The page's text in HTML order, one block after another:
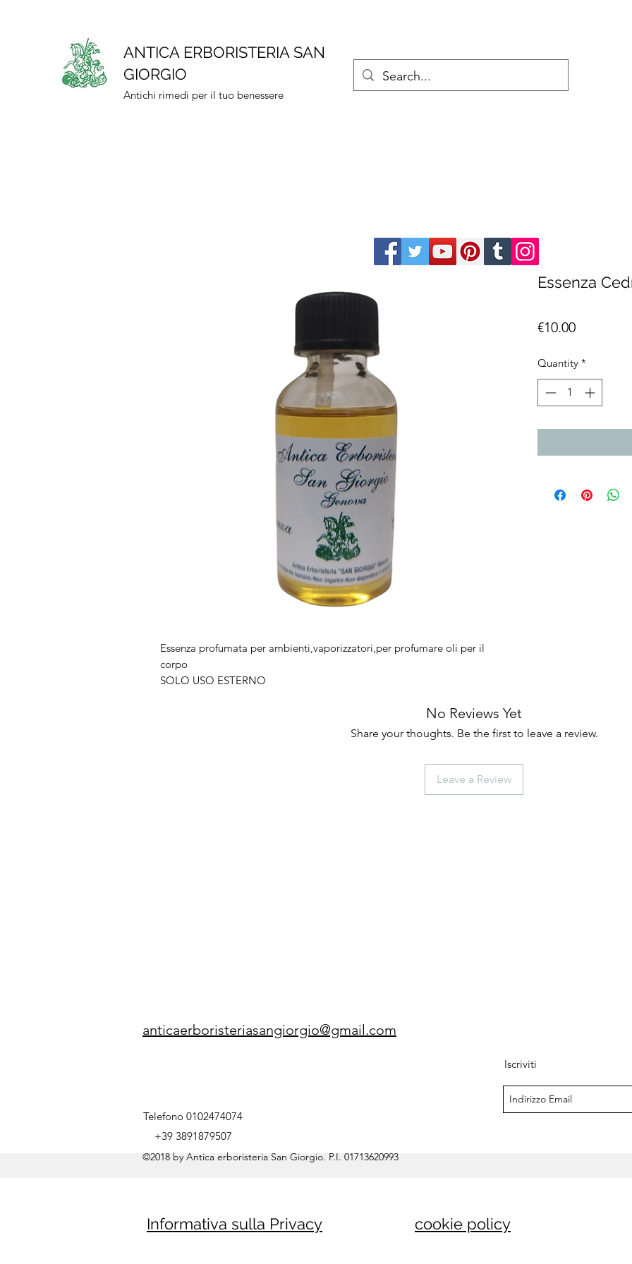
ANTICA ERBORISTERIA SAN
GIORGIO
Antichi rimedi per il tuo benessere
Essenza profumata per ambienti,vaporizzatori,per profumare oli per il
corpo
SOLO USO ESTERNO
Essenza
€10.00Price
Quantity *
No Reviews Yet
Share your thoughts. Be the first to leave a review.
Leave a Review
anticaerboristeriasangiorgio@gmail.com
Telefono 0102474074
+39 3891879507
Iscriviti
©2018 by Antica erboristeria San Giorgio. P.I. 01713620993
Informativa sulla Privacy cookie policy